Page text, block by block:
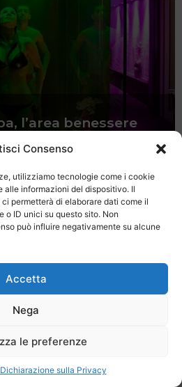
Consenso
utilizziamo tecnologie come i cookie
alle informazioni del dispositivo. Il
permetterà di elaborare dati come il
o ID unici su questo sito. Non
può influire negativamente su alcune
Accetta
Nega
le preferenze
Dichiarazione sulla Privacy
l’area benessere
Contatti
LAST MINUTE - SH WEB